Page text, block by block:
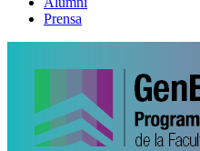
Prensa